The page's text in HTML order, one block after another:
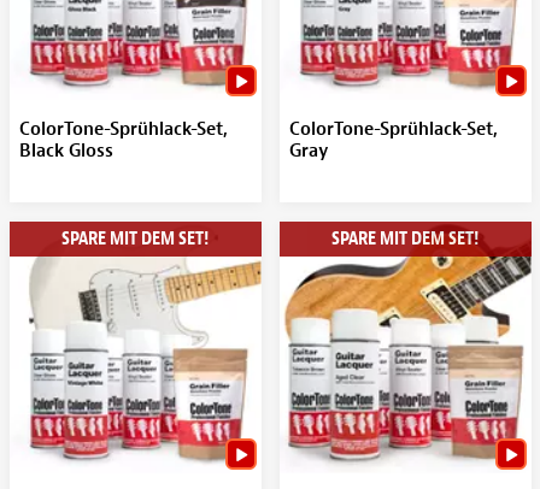
ColorTone-Sprühlack-Set,
Black Gloss
ColorTone-Sprühlack-Set,
Gray
SPARE MIT DEM SET! SPARE MIT DEM SET!